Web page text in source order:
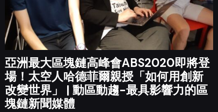
亞洲最大區塊鏈高峰會ABS2020即將登
場！太空人哈德菲爾親授「如何用創新
改變世界」 | 動區動趨-最具影響力的區
塊鏈新聞媒體